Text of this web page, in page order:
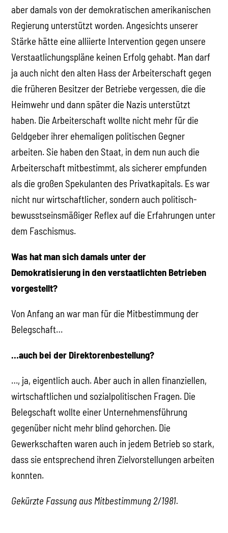
aber damals von der demokratischen amerikanischen
Regierung unterstützt worden. Angesichts unserer
Stärke hätte eine alliierte Intervention gegen unsere
Verstaatlichungspläne keinen Erfolg gehabt. Man darf
ja auch nicht den alten Hass der Arbeiterschaft gegen
die früheren Besitzer der Betriebe vergessen, die die
Heimwehr und dann später die Nazis unterstützt
haben. Die Arbeiterschaft wollte nicht mehr für die
Geldgeber ihrer ehemaligen politischen Gegner
arbeiten. Sie haben den Staat, in dem nun auch die
Arbeiterschaft mitbestimmt, als sicherer empfunden
als die großen Spekulanten des Privatkapitals. Es war
nicht nur wirtschaftlicher, sondern auch politisch-
bewusstseinsmäßiger Reflex auf die Erfahrungen unter
dem Faschismus.
Was hat man sich damals unter der
Demokratisierung in den verstaatlichten Betrieben
vorgestellt?
Von Anfang an war man für die Mitbestimmung der
Belegschaft…
…auch bei der Direktorenbestellung?
…, ja, eigentlich auch. Aber auch in allen finanziellen,
wirtschaftlichen und sozialpolitischen Fragen. Die
Belegschaft wollte einer Unternehmensführung
gegenüber nicht mehr blind gehorchen. Die
Gewerkschaften waren auch in jedem Betrieb so stark,
dass sie entsprechend ihren Zielvorstellungen arbeiten
konnten.
Gekürzte Fassung aus Mitbestimmung 2/1981.